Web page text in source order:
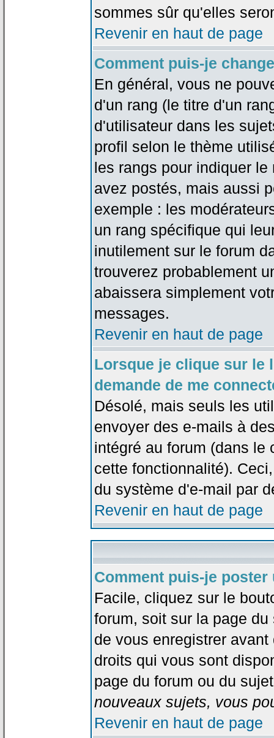
sommes sûr qu'elles
Revenir en haut de page
Comment puis-je
En général, vous ne
d'un rang (le titre d'un
d'utilisateur dans les
profil selon le thème
les rangs pour indiquer
avez postés, mais aussi
exemple : les
un rang spécifique qui
inutilement sur le forum
trouverez probablement
abaissera simplement
messages.
Revenir en haut de page
Lorsque je clique sur le
demande de me
Désolé, mais seuls les
envoyer des e-mails à
intégré au forum (dans le
cette fonctionnalité).
du système d'e-mail par
Revenir en haut de page
Comment puis-je
Facile, cliquez sur le
forum, soit sur la page
de vous enregistrer
droits qui vous sont
page du forum ou du
nouveaux sujets, vous
Revenir en haut de page